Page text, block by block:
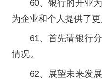
60、银行的开业
为企业和个人提供了更
61、首先请银行
情况。
62、展望未来发